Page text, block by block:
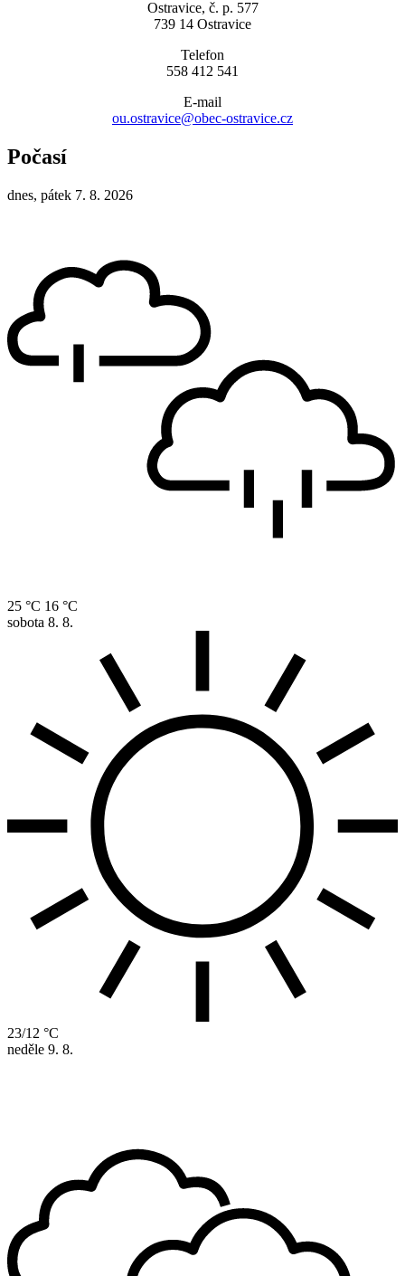
Ostravice, č. p. 577
739 14 Ostravice
Telefon
558 412 541
E-mail
ou.ostravice@obec-ostravice.cz
Počasí
dnes, pátek 7. 8. 2026
25 °C 16 °C
sobota 8. 8.
23/12 °C
neděle 9. 8.